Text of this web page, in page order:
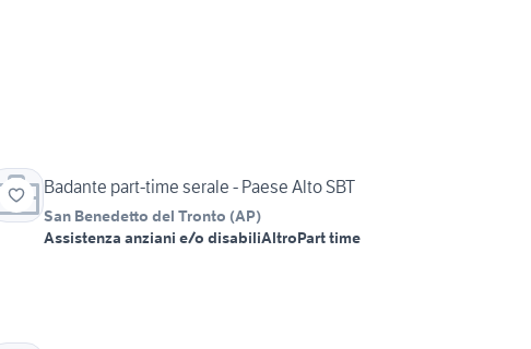
Badante part-time serale - Paese Alto SBT
San Benedetto del Tronto (AP)
Assistenza anziani e/o disabiliAltroPart time